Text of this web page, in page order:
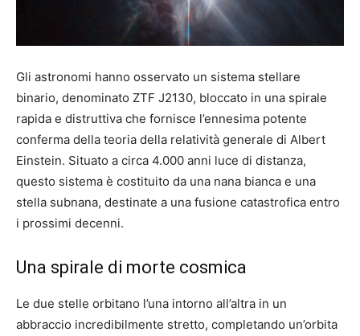
Gli astronomi hanno osservato un sistema stellare
binario, denominato ZTF J2130, bloccato in una spirale
rapida e distruttiva che fornisce l’ennesima potente
conferma della teoria della relatività generale di Albert
Einstein. Situato a circa 4.000 anni luce di distanza,
questo sistema è costituito da una nana bianca e una
stella subnana, destinate a una fusione catastrofica entro
i prossimi decenni.
Una spirale di morte cosmica
Le due stelle orbitano l’una intorno all’altra in un
abbraccio incredibilmente stretto, completando un’orbita